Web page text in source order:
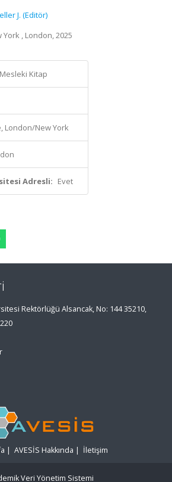
J. (Editör)
, London, 2025
Kitap
London/New York
Adresli: Evet
Rektörlüğü Alsancak, No: 144 35210,
| AVESİS Hakkında | İletişim
Veri Yönetim Sistemi